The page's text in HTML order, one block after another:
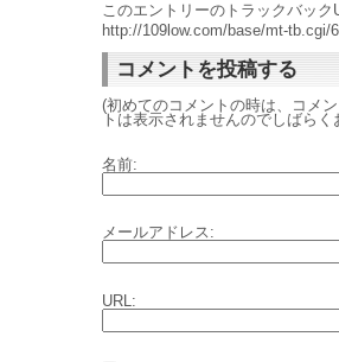
このエントリーのトラックバック
http://109low.com/base/mt-tb.cgi/
コメントを投稿する
(初めてのコメントの時は、コメ
トは表示されませんのでしばらく
名前:
メールアドレス:
URL: